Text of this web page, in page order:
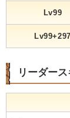
Lv99
Lv99+297
リーダー